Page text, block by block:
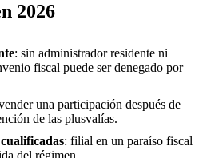
2026
: sin administrador residente ni
fiscal puede ser denegado por
una participación después de
de las plusvalías.
: filial en un paraíso fiscal